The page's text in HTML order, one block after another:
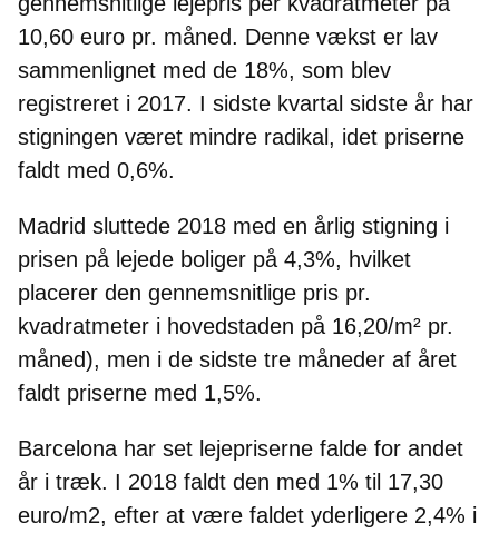
10,60 euro pr. måned. Denne vækst er lav
sammenlignet med de 18%, som blev
registreret i 2017. I sidste kvartal sidste år har
stigningen været mindre radikal, idet priserne
faldt med 0,6%.
Madrid sluttede 2018 med en årlig stigning i
prisen på lejede boliger på 4,3%, hvilket
placerer den gennemsnitlige pris pr.
kvadratmeter i hovedstaden på 16,20/m² pr.
måned), men i de sidste tre måneder af året
faldt priserne med 1,5%.
Barcelona har set lejepriserne falde for andet
år i træk. I 2018 faldt den med 1% til 17,30
euro/m2, efter at være faldet yderligere 2,4% i